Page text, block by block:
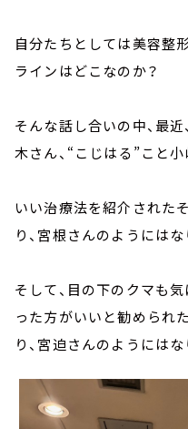
自分たちとしては美容整
ラインはどこなのか？
そんな話し合いの中、最
木さん、“こじはる”こと
いい治療法を紹介された
り、宮根さんのようにはな
そして、目の下のクマも
った方がいいと勧められ
り、宮迫さんのようにはな